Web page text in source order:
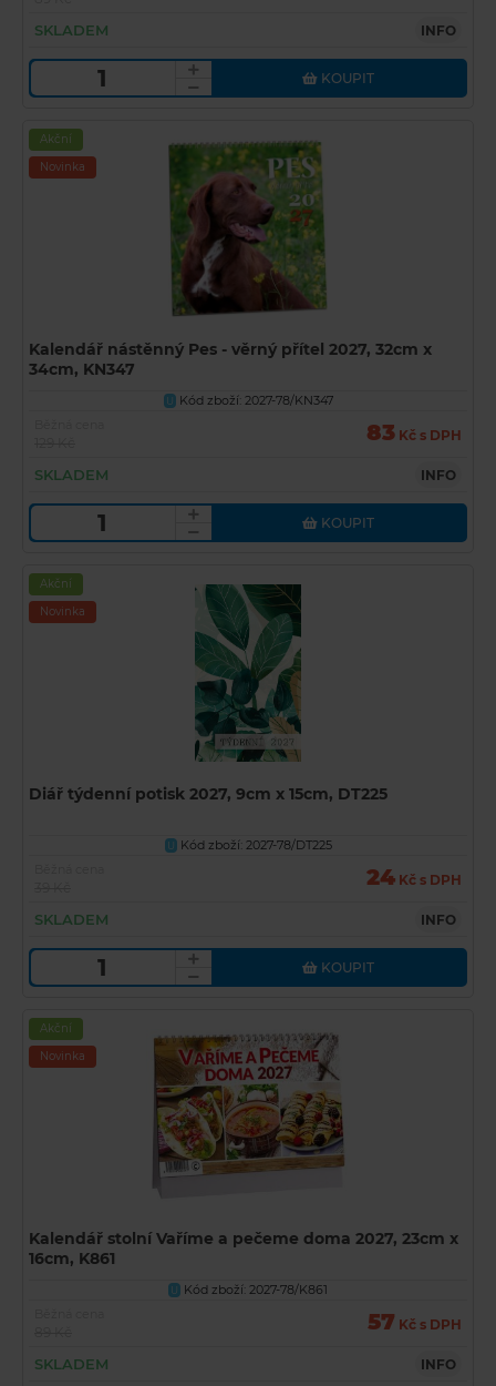
SKLADEM INFO
KOUPIT
Akční
Novinka
Kalendář nástěnný Pes - věrný přítel 2027, 32cm x
34cm, KN347
U Kód zboží: 2027-78/KN347
83 Kč s DPH
SKLADEM INFO
KOUPIT
Akční
Novinka
Diář týdenní potisk 2027, 9cm x 15cm, DT225
U Kód zboží: 2027-78/DT225
24 Kč s DPH
SKLADEM INFO
KOUPIT
Akční
Novinka
Kalendář stolní Vaříme a pečeme doma 2027, 23cm x
16cm, K861
U
Kód zboží: 2027-78/K861
57 Kč s DPH
SKLADEM INFO